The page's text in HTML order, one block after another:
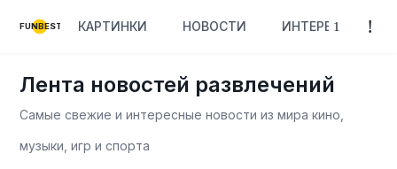
FUNBEST КАРТИНКИ НОВОСТИ ИНТЕРЕСНОЕ
Лента новостей развлечений
Самые свежие и интересные новости из мира кино,
музыки, игр и спорта